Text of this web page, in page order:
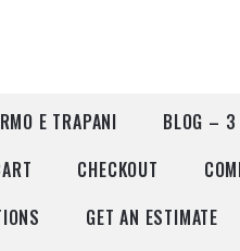
E TRAPANI BLOG – 3
CHECKOUT
GET AN ESTIMATE